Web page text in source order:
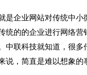
企业网站对传统中小
统的的企业进行网络
中联科技就知道，很
说，简直是难以想象的